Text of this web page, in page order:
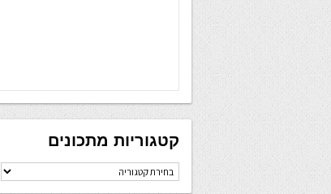
קטגוריות מתכונים
קטגוריות
מתכונים